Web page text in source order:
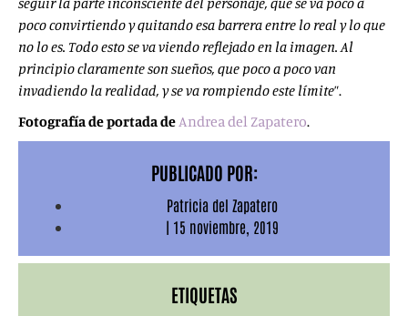
poco convirtiendo y quitando esa barrera entre lo real y lo que
no lo es. Todo esto se va viendo reflejado en la imagen. Al
principio claramente son sueños, que poco a poco van
invadiendo la realidad, y se va rompiendo este límite”.
Fotografía de portada deAndrea del Zapatero.
PUBLICADO POR:
Patricia del Zapatero
| 15 noviembre, 2019
ETIQUETAS